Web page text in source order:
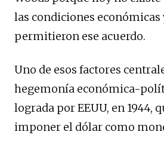
las condiciones
permitieron ese acuerdo.
Uno de esos factores
hegemonía económica-
lograda por EEUU, en 1944,
imponer el dólar como